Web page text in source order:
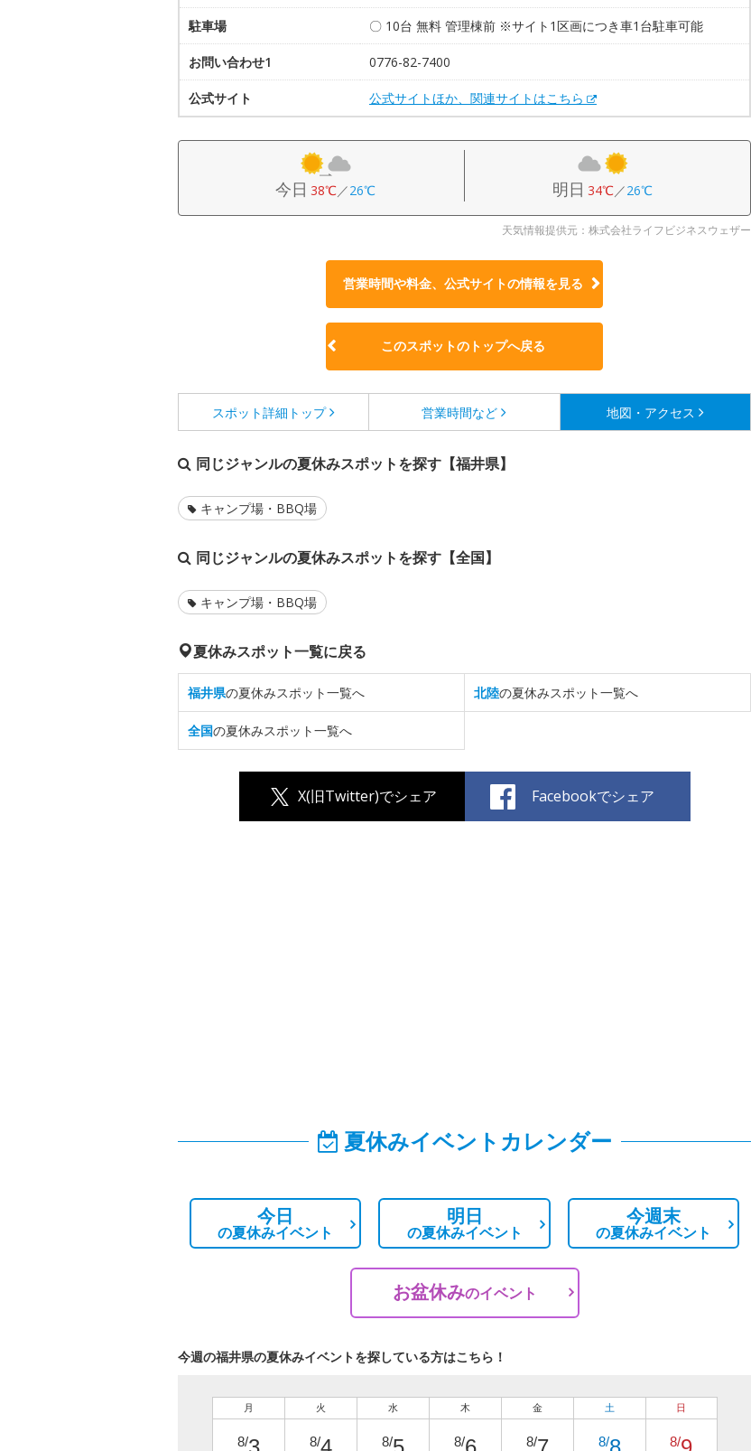
駐車場 〇 10台 無料 管理棟前 ※サイト1区画につき車1台駐車可能
お問い合わせ1 0776-82-7400
公式サイト 公式サイトほか、関連サイトはこちら
今日 38℃／26℃ 明日 34℃／26℃
天気情報提供元：株式会社ライフビジネスウェザー
営業時間や料金、公式サイトの情報を見る
このスポットのトップへ戻る
スポット詳細 トップ 営業時間など 地図・アクセス
同じジャンルの夏休みスポットを探す【福井県】
キャンプ場・BBQ場
同じジャンルの夏休みスポットを探す【全国】
キャンプ場・BBQ場
夏休みスポット一覧に戻る
福井県の夏休みスポット一覧へ 北陸の夏休みスポット一覧へ
全国の夏休みスポット一覧へ
X(旧Twitter)でシェア Facebookでシェア
夏休みイベントカレンダー
今日
の夏休みイベント
明日
の夏休みイベント
今週末
の夏休みイベント
お盆休みのイベント
今週の福井県の夏休みイベントを探している方はこちら！
月
8/
火
8/
水
8/
木
8/
金
8/
土
8/
日
8/